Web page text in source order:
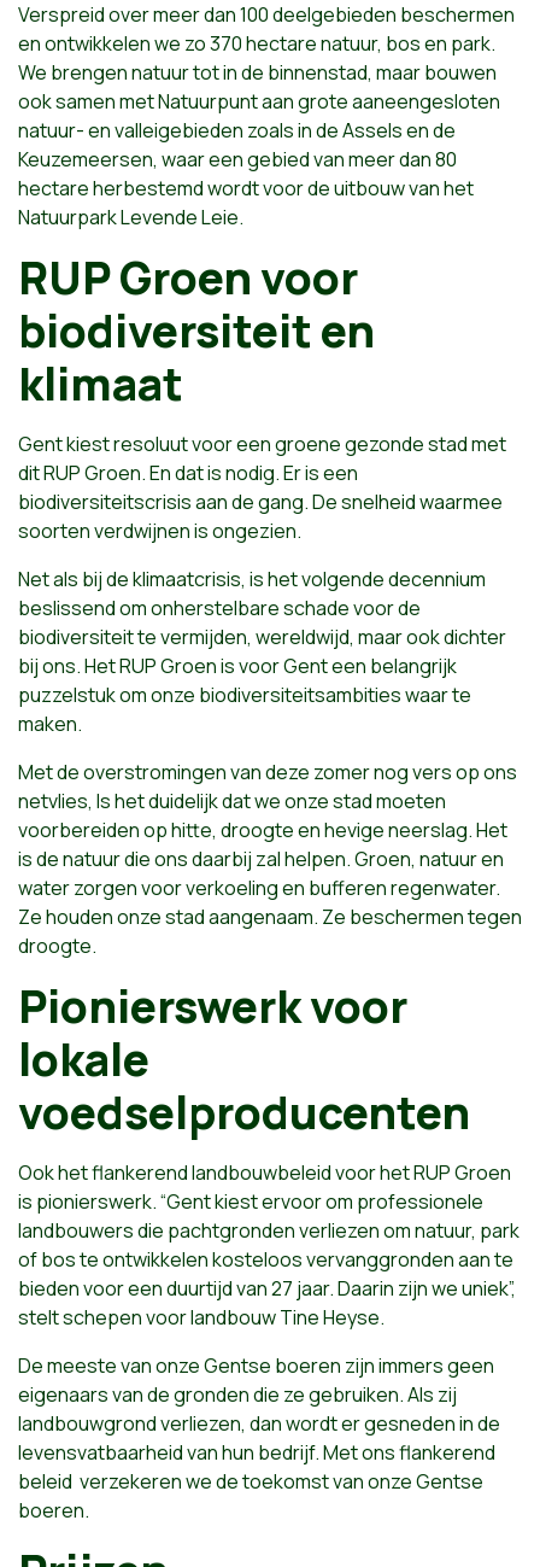
Verspreid over meer dan 100 deelgebieden beschermen
en ontwikkelen we zo 370 hectare natuur, bos en park.
We brengen natuur tot in de binnenstad, maar bouwen
ook samen met Natuurpunt aan grote aaneengesloten
natuur- en valleigebieden zoals in de Assels en de
Keuzemeersen, waar een gebied van meer dan 80
hectare herbestemd wordt voor de uitbouw van het
Natuurpark Levende Leie.
RUP Groen voor
biodiversiteit en
klimaat
Gent kiest resoluut voor een groene gezonde stad met
dit RUP Groen. En dat is nodig. Er is een
biodiversiteitscrisis aan de gang. De snelheid waarmee
soorten verdwijnen is ongezien.
Net als bij de klimaatcrisis, is het volgende decennium
beslissend om onherstelbare schade voor de
biodiversiteit te vermijden, wereldwijd, maar ook dichter
bij ons. Het RUP Groen is voor Gent een belangrijk
puzzelstuk om onze biodiversiteitsambities waar te
maken.
Met de overstromingen van deze zomer nog vers op ons
netvlies, Is het duidelijk dat we onze stad moeten
voorbereiden op hitte, droogte en hevige neerslag. Het
is de natuur die ons daarbij zal helpen. Groen, natuur en
water zorgen voor verkoeling en bufferen regenwater.
Ze houden onze stad aangenaam. Ze beschermen tegen
droogte.
Pionierswerk voor
lokale
voedselproducenten
Ook het flankerend landbouwbeleid voor het RUP Groen
is pionierswerk. “Gent kiest ervoor om professionele
landbouwers die pachtgronden verliezen om natuur, park
of bos te ontwikkelen kosteloos vervanggronden aan te
bieden voor een duurtijd van 27 jaar. Daarin zijn we uniek”,
stelt schepen voor landbouw Tine Heyse.
De meeste van onze Gentse boeren zijn immers geen
eigenaars van de gronden die ze gebruiken. Als zij
landbouwgrond verliezen, dan wordt er gesneden in de
levensvatbaarheid van hun bedrijf. Met ons flankerend
beleid verzekeren we de toekomst van onze Gentse
boeren.